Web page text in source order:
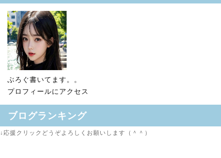
ぶろぐ書いてます。。
プロフィールにアクセス
ブログランキング
↓応援クリックどうぞよろしくお願いします（＾＾）